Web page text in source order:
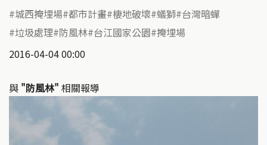
城西掩埋場 都市計畫 棲地破壞 蟻獅 台灣暗蟬
垃圾處理 防風林 台江國家公園 掩埋場
2016-04-04 00:00
與 "防風林" 相關報導